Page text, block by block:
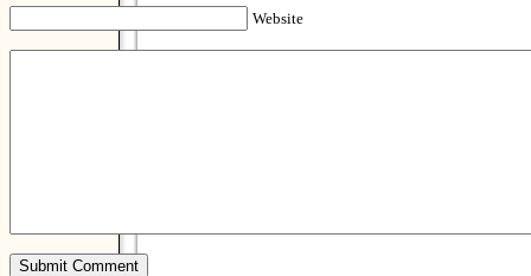
Website